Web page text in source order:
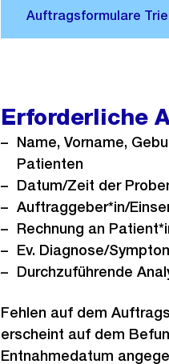
Erforderliche
Name, Vorname,
Patienten
Datum/Zeit der
Auftraggeber*in/
Rechnung an
Ev. Diagnose/
Durchzuführende
Fehlen auf dem
erscheint auf dem
Entnahmedatum